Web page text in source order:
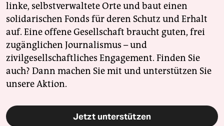
linke, selbstverwaltete Orte und baut einen
solidarischen Fonds für deren Schutz und Erhalt
auf. Eine offene Gesellschaft braucht guten, frei
zugänglichen Journalismus – und
zivilgesellschaftliches Engagement. Finden Sie
auch? Dann machen Sie mit und unterstützen Sie
unsere Aktion.
Jetzt unterstützen